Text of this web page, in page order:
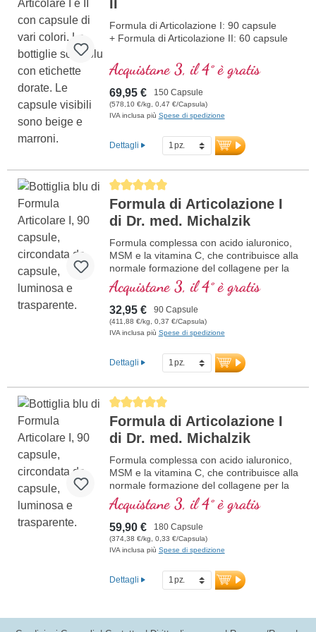
II
Formula di Articolazione I: 90 capsule
+ Formula di Articolazione II: 60 capsule
Acquistane 3, il 4° è gratis
69,95 € 150 Capsule
(578,10 €/kg, 0,47 €/Capsula)
IVA inclusa più Spese di spedizione
Dettagli
Average rating of 5 out of 5 stars
Formula di Articolazione I
di Dr. med. Michalzik
Formula complessa con acido ialuronico,
MSM e la vitamina C, che contribuisce alla
normale formazione del collagene per la
normale funzione della cartilaginea. Per la
cura specifica delle strutture articolari
cartilaginea in una composizione ottimale.
Acquistane 3, il 4° è gratis
32,95 € 90 Capsule
(411,88 €/kg, 0,37 €/Capsula)
IVA inclusa più Spese di spedizione
Dettagli
Average rating of 5 out of 5 stars
Formula di Articolazione I
di Dr. med. Michalzik
Formula complessa con acido ialuronico,
MSM e la vitamina C, che contribuisce alla
normale formazione del collagene per la
normale funzione della cartilaginea. Per la
cura specifica delle strutture articolari
cartilaginea in una composizione ottimale.
Acquistane 3, il 4° è gratis
59,90 € 180 Capsule
(374,38 €/kg, 0,33 €/Capsula)
IVA inclusa più Spese di spedizione
Dettagli